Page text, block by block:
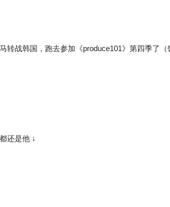
转战韩国，跑去参加《produce101》第四季了（
还是他 ↓